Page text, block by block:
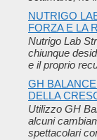
NUTRIGO
FORZA E LA
Nutrigo Lab
chiunque
e il proprio
GH
DELLA
Utilizzo GH
alcuni
spettacolari